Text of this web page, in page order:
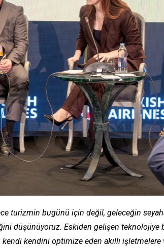
turizmin bugünü için değil, geleceğin
düşünüyoruz. Eskiden gelişen
kendini optimize eden akıllı